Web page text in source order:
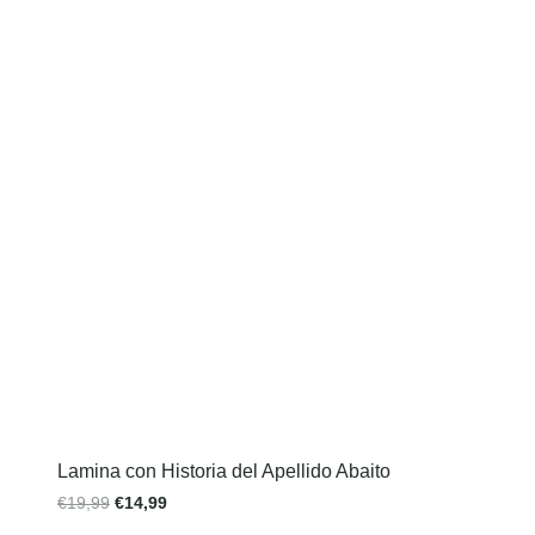
Lamina con Historia del Apellido Abaito
€19,99 €14,99